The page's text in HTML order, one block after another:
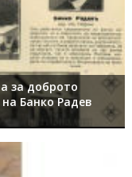
за доброто
Банко Радев